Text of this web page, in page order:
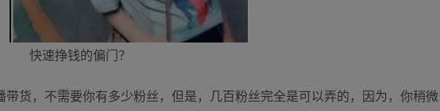
快速挣钱的偏门？
货，不需要你有多少粉丝，但是，几百粉丝完全是可以弄的，因为，你稍微